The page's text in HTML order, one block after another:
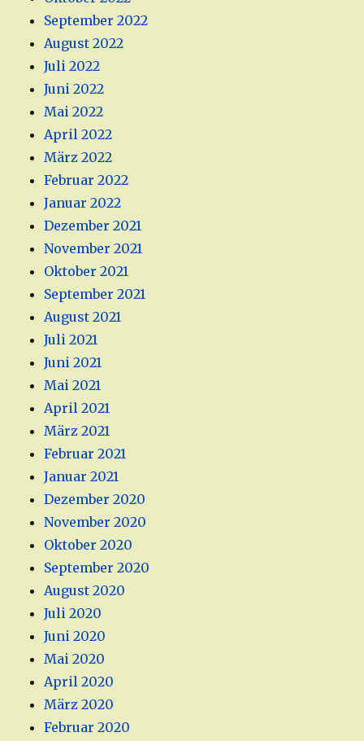
September 2022
August 2022
Juli 2022
Juni 2022
Mai 2022
April 2022
März 2022
Februar 2022
Januar 2022
Dezember 2021
November 2021
Oktober 2021
September 2021
August 2021
Juli 2021
Juni 2021
Mai 2021
April 2021
März 2021
Februar 2021
Januar 2021
Dezember 2020
November 2020
Oktober 2020
September 2020
August 2020
Juli 2020
Juni 2020
Mai 2020
April 2020
März 2020
Februar 2020